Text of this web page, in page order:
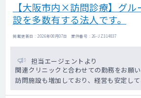
【大阪市内×訪問診療】グル
設を多数有する法人です。
掲載更新日 : 2026年08月07日 案件番号 : 26-JZ314837
担当エージェントより
関連クリニックと合わせての勤務をお願い
訪問施設も増加しており、経営も安定して